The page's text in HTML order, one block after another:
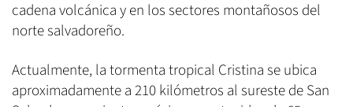
cadena volcánica y en los sectores montañosos del
norte salvadoreño.
Actualmente, la tormenta tropical Cristina se ubica
aproximadamente a 210 kilómetros al sureste de San